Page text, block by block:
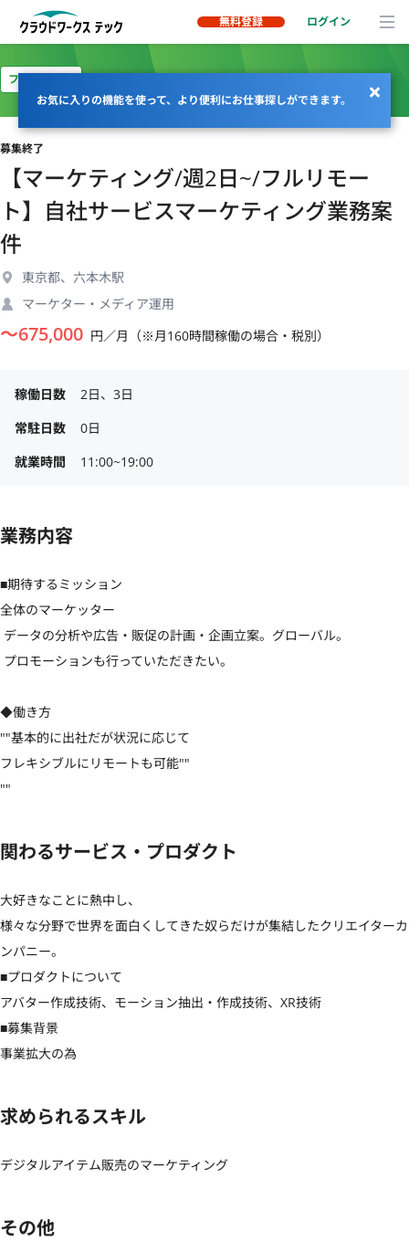
無料登録 ログイン
お気に入りの機能を使って、より便利にお仕事探しができます。
フルリモート
募集終了
【マーケティング/週2日~/フルリモー
ト】自社サービスマーケティング業務案
件
東京都、六本木駅
マーケター・メディア運用
〜675,000 円／月（※月160時間稼働の場合・税別）
稼働日数
2日、3日
常駐日数
0日
就業時間
11:00~19:00
業務内容
■期待するミッション
全体のマーケッター
◆働き方
""基本的に出社だが状況に応じて
フレキシブルにリモートも可能""
""
関わるサービス・プロダクト
大好きなことに熱中し、
様々な分野で世界を面白くしてきた奴らだけが集結したクリエイターカ
ンパニー。
■プロダクトについて
アバター作成技術、モーション抽出・作成技術、XR技術
■募集背景
事業拡大の為
求められるスキル
デジタルアイテム販売のマーケティング
その他